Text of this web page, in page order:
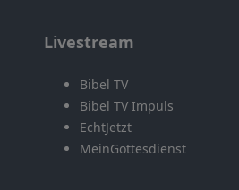
Livestream
Bibel TV
Bibel TV Impuls
EchtJetzt
MeinGottesdienst